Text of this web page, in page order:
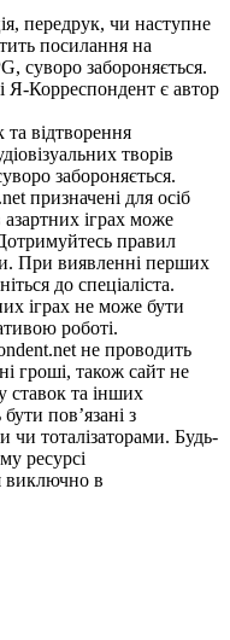
передрук, чи наступне
посилання на
суворо забороняється.
Я-Корреспондент є автор
відтворення
творів
забороняється.
призначені для осіб
іграх може
правил
При виявленні перших
до спеціаліста.
іграх не може бути
роботі.
не проводить
гроші, також сайт не
ставок та інших
пов’язані з
чи тоталізаторами. Будь-
ресурсі
виключно в